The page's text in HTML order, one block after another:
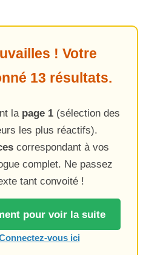
! Votre
13 résultats.
la page 1 (sélection des
les plus réactifs).
correspondant à vos
complet. Ne passez
tant convoité !
pour voir la suite
vous ici